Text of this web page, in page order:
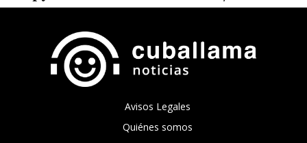
Avisos Legales
Quiénes somos